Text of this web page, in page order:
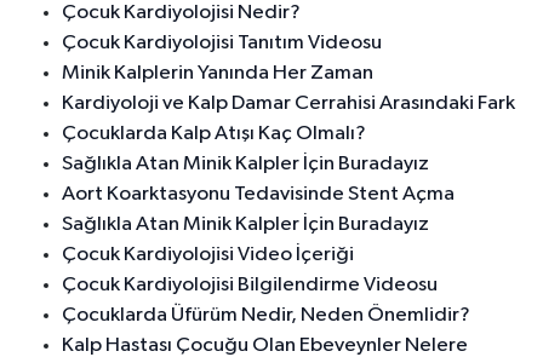
Çocuk Kardiyolojisi Nedir?
Çocuk Kardiyolojisi Tanıtım Videosu
Minik Kalplerin Yanında Her Zaman
Kardiyoloji ve Kalp Damar Cerrahisi Arasındaki Fark
Çocuklarda Kalp Atışı Kaç Olmalı?
Sağlıkla Atan Minik Kalpler İçin Buradayız
Aort Koarktasyonu Tedavisinde Stent Açma
Sağlıkla Atan Minik Kalpler İçin Buradayız
Çocuk Kardiyolojisi Video İçeriği
Çocuk Kardiyolojisi Bilgilendirme Videosu
Çocuklarda Üfürüm Nedir, Neden Önemlidir?
Kalp Hastası Çocuğu Olan Ebeveynler Nelere